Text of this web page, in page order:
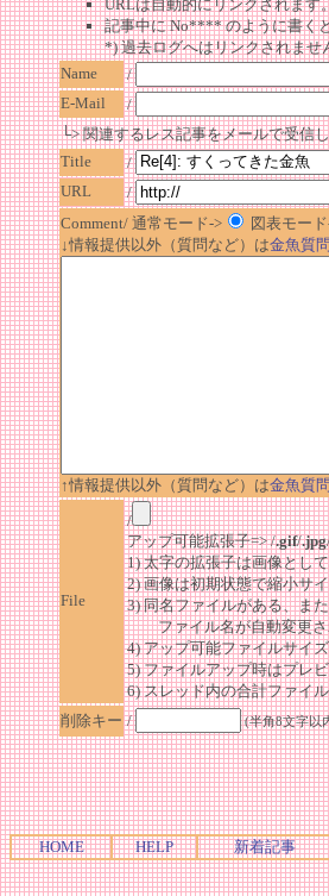
URLは自動的にリンクされます
記事中に No**** のように書く
*) 過去ログへはリンクされませ
Name
/
E-Mail
/
└> 関連するレス記事をメールで受信
Title
/
URL
/
Comment/ 通常モード->
図表モー
↓情報提供以外（質問など）は金魚質
↑情報提供以外（質問など）は金魚質
File
/
アップ可能拡張子=> /.gif/.jpg
1) 太字の拡張子は画像とし
2) 画像は初期状態で縮小サ
3) 同名ファイルがある、ま
ファイル名が自動変更さ
4) アップ可能ファイルサイ
5) ファイルアップ時はプレ
6) スレッド内の合計ファイ
削除キー / (半角8文字以
HOME HELP 新着記事